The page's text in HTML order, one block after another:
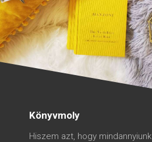
Könyvmoly
Hiszem azt, hogy mindannyiunk